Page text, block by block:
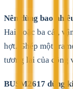
Nên dùng bao
Hai hoặc ba cái,
hợt. Ghép một
tương lai của công
BUSM2617 dùng